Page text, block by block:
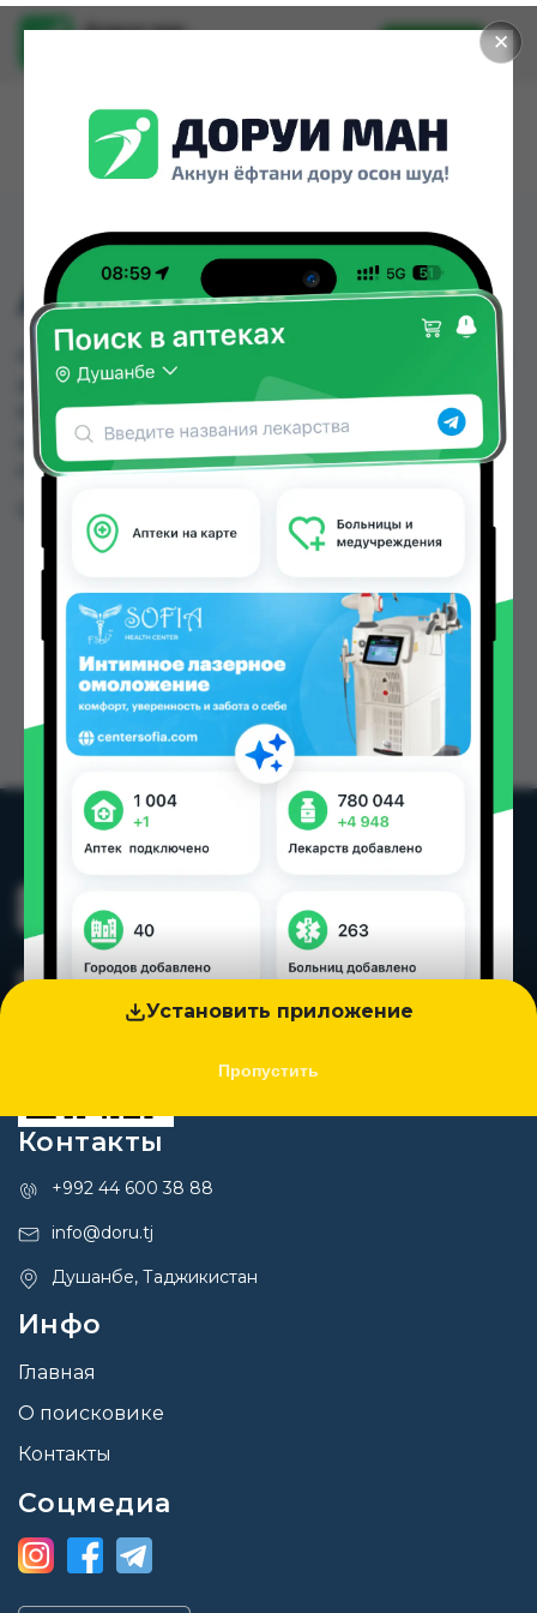
✕
Установить приложение
Пропустить
Доруи ман
Установить
АКУЧЕК ТЕСТ №50
АКУЧЕК ТЕСТ №50 можно купить или заказать в
аптеках, Дорухона Махсус, КВД Дорухона,
Мадад фарм 56, Мадад фарм 7, Махсус по цене
от 145.00 TJS до 189.00 TJS в Душанбе и других
городах Таджикистана
Цена: от145.00 TJS
Контакты
+992 44 600 38 88
info@doru.tj
Душанбе, Таджикистан
Инфо
Главная
О поисковике
Контакты
Соцмедиа